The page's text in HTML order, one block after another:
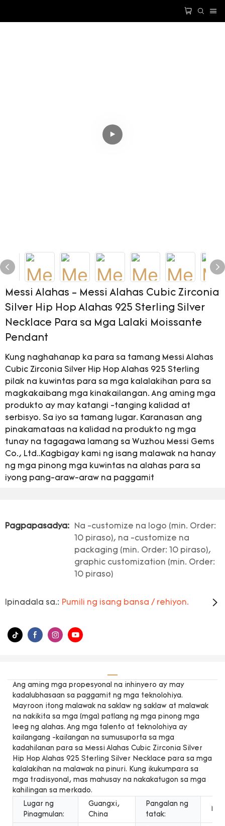
Messi Alahas - Messi Alahas Cubic Zirconia
Silver Hip Hop Alahas 925 Sterling Silver
Necklace Para sa Mga Lalaki Moissante
Pendant
Kung naghahanap ka para sa tamang Messi Alahas
Cubic Zirconia Silver Hip Hop Alahas 925 Sterling
pilak na kuwintas para sa mga kalalakihan para sa
magkakaibang mga kinakailangan. Ang aming mga
produkto ay may katangi -tanging kalidad at
serbisyo. Sa iyo sa tamang lugar. Karanasan ang
pinakamataas na kalidad na produkto ng mga
tunay na tagagawa lamang sa Wuzhou Messi Gems
Co., Ltd..Kagbigay kami ng isang malawak na hanay
ng mga pinong mga kuwintas na alahas para sa
iyong pang-araw-araw na paggamit
Pagpapasadya:
Na -customize na logo (min. Order:
10 piraso), na -customize na
packaging (min. Order: 10 piraso),
graphic customization (min. Order:
10 piraso)
Ipinadala sa.: Pumili ng isang bansa / rehiyon.
Ang aming mga propesyonal na inhinyero ay may
kadalubhasaan sa paggamit ng mga teknolohiya.
Mayroon itong malawak na saklaw ng saklaw at malawak
na nakikita sa mga (mga) patlang ng mga pinong mga
leeg ng alahas. Ang mga talento at teknolohiya ay
kailangang -kailangan na sumusuporta sa mga
kadahilanan para sa Messi Alahas Cubic Zirconia Silver
Hip Hop Alahas 925 Sterling Silver Necklace para sa mga
kalalakihan na malawak na pinuri. Kung ikukumpara sa
mga tradisyonal, mas mahusay na nakakatugon sa mga
kahilingan sa merkado.
Lugar ng
Pinagmulan:
Guangxi,
China
Pangalan ng
tatak: